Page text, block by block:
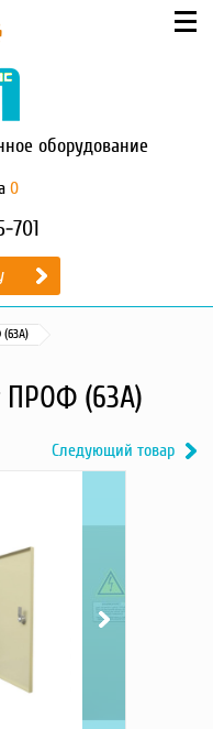
оборудование
0
701
ПРОФ (63А)
Следующий товар